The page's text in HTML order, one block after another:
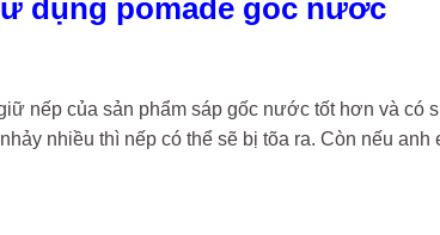
dụng pomade gốc nước
nếp của sản phẩm sáp gốc nước tốt hơn và có
nhiều thì nếp có thể sẽ bị tõa ra. Còn nếu